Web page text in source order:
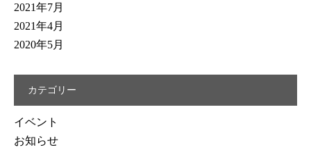
2021年7月
2021年4月
2020年5月
カテゴリー
イベント
お知らせ